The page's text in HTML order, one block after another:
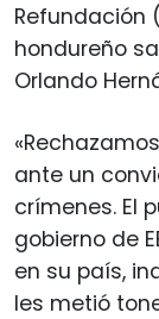
Refundación
hondureño
Orlando
ante un
crímenes. El
gobierno de
en su país,
les metió